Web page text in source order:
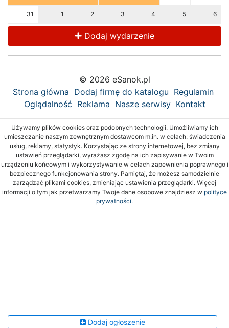
31 1 2 3 4 5 6
Dodaj wydarzenie
© 2026 eSanok.pl
Strona główna Dodaj firmę do katalogu Regulamin
Oglądalność Reklama Nasze serwisy Kontakt
Używamy plików cookies oraz podobnych technologii. Umożliwiamy ich
umieszczanie naszym zewnętrznym dostawcom m.in. w celach: świadczenia
usług, reklamy, statystyk. Korzystając ze strony internetowej, bez zmiany
ustawień przeglądarki, wyrażasz zgodę na ich zapisywanie w Twoim
urządzeniu końcowym i wykorzystywanie w celach zapewnienia poprawnego i
bezpiecznego funkcjonowania strony. Pamiętaj, że możesz samodzielnie
zarządzać plikami cookies, zmieniając ustawienia przeglądarki. Więcej
informacji o tym jak przetwarzamy Twoje dane osobowe znajdziesz w polityce
prywatności.
Dodaj ogłoszenie